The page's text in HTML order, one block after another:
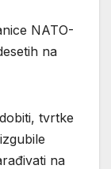
NATO-
na
tvrtke
​​na